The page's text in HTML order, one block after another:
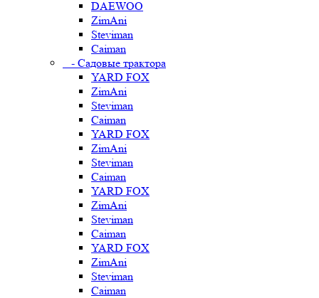
DAEWOO
ZimAni
Steviman
Caiman
- Садовые трактора
YARD FOX
ZimAni
Steviman
Caiman
YARD FOX
ZimAni
Steviman
Caiman
YARD FOX
ZimAni
Steviman
Caiman
YARD FOX
ZimAni
Steviman
Caiman